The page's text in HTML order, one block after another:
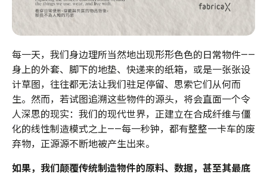
每一天，我们身边理所当然地出现形形色色的日常物件——
身上的外套、脚下的地垫、快递来的纸箱，或是一张张设
计草图，往往都无法让我们驻足停留、思索它们从何而
生。然而，若试图追溯这些物件的源头，将会直面一个令
人深思的现实：我们的现代世界，正建立在合成纤维与僵
化的线性制造模式之上——每一秒钟，都有整整一卡车的废
弃物，正源源不断地被产生出来。
如果，我们颠覆传统制造物件的原料、数据，甚至其最底